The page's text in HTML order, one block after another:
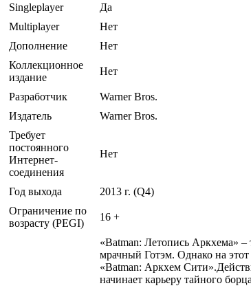
Singleplayer
Да
Multiplayer
Нет
Дополнение
Нет
Коллекционное
издание
Нет
Разработчик
Warner Bros.
Издатель
Warner Bros.
Требует
постоянного
Интернет-
соединения
Нет
Год выхода
2013 г. (Q4)
Ограничение по
возрасту (PEGI)
16 +
«Batman: Летопись Аркхема» –
мрачный Готэм. Однако на
«Batman: Аркхем
начинает карьеру тайного